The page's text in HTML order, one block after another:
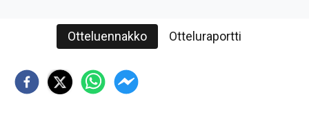
Otteluennakko Otteluraportti